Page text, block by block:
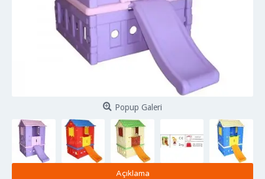
Popup Galeri
Açıklama